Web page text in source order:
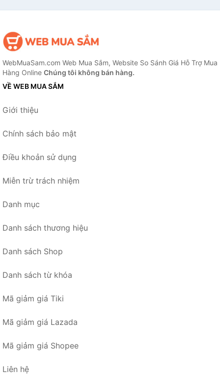
WebMuaSam.com Web Mua Sắm, Website So Sánh Giá Hỗ Trợ Mua
Hàng Online Chúng tôi không bán hàng.
VỀ WEB MUA SẮM
Giới thiệu
Chính sách bảo mật
Điều khoản sử dụng
Miễn trừ trách nhiệm
Danh mục
Danh sách thương hiệu
Danh sách Shop
Danh sách từ khóa
Mã giảm giá Tiki
Mã giảm giá Lazada
Mã giảm giá Shopee
Liên hệ